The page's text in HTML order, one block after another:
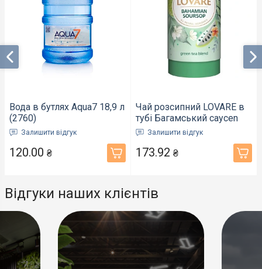
Вода в бутлях Aqua7 18,9 л
(2760)
Залишити відгук
120.00 ₴
Чай розсипний LOVARE в
тубі Багамський caycen
80г (814689)
Залишити відгук
173.92 ₴
Відгуки наших клієнтів